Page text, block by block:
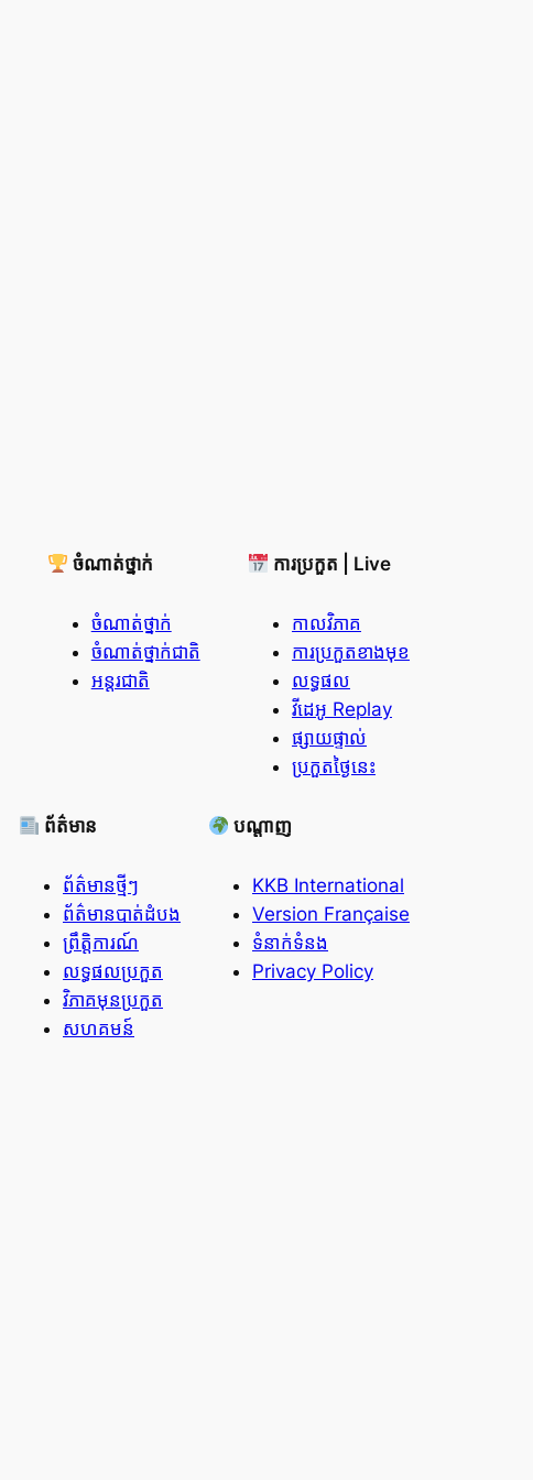
ចំណាត់ថ្នាក់
ចំណាត់ថ្នាក់
ចំណាត់ថ្នាក់ជាតិ
អន្តរជាតិ
ការប្រកួត | Live
កាលវិភាគ
ការប្រកួតខាងមុខ
លទ្ធផល
វីដេអូ Replay
ផ្សាយផ្ទាល់
ប្រកួតថ្ងៃនេះ
ព័ត៌មាន
ព័ត៌មានថ្មីៗ
ព័ត៌មានបាត់ដំបង
ព្រឹត្តិការណ៍
លទ្ធផលប្រកួត
វិភាគមុនប្រកួត
សហគមន៍
បណ្តាញ
KKB International
Version Française
ទំនាក់ទំនង
Privacy Policy